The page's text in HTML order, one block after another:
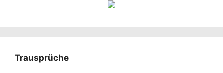
Trausprüche